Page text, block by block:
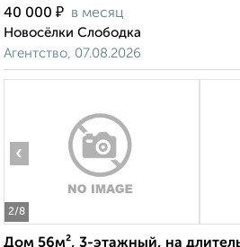
40 000 ₽ в месяц
Новосёлки Слободка
Агентство, 07.08.2026
2/8
‹
Дом 56м², 3-этажный, на